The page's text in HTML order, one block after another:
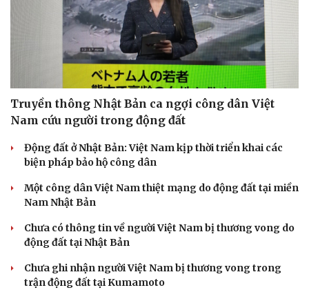
Dinh dưỡng - món ngon
Cây thuốc
Sản phụ khoa
Nhi khoa
Làm đẹp - giảm cân
Phòng mạch online
Ăn sạch sống khỏe
Đời sống
Nhà đẹp
Tình yêu - Gia đình
Truyền thông Nhật Bản ca ngợi công dân Việt
Nam cứu người trong động đất
Động đất ở Nhật Bản: Việt Nam kịp thời triển khai các
biện pháp bảo hộ công dân
Một công dân Việt Nam thiệt mạng do động đất tại miền
Nam Nhật Bản
Chưa có thông tin về người Việt Nam bị thương vong do
động đất tại Nhật Bản
Chưa ghi nhận người Việt Nam bị thương vong trong
trận động đất tại Kumamoto